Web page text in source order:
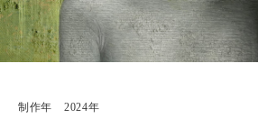
制作年 2024年